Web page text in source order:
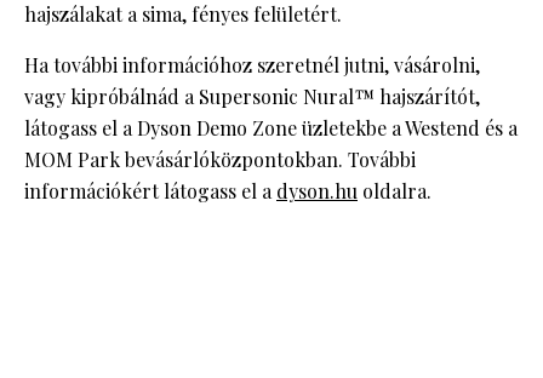
hajszálakat a sima, fényes felületért.
Ha további információhoz szeretnél jutni, vásárolni,
vagy kipróbálnád a Supersonic Nural™ hajszárítót,
látogass el a Dyson Demo Zone üzletekbe a Westend és a
MOM Park bevásárlóközpontokban. További
információkért látogass el adyson.hu oldalra.